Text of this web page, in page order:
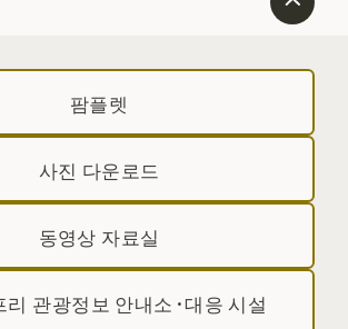
팜플렛
사진 다운로드
동영상 자료실
리 관광정보 안내소·대응 시설